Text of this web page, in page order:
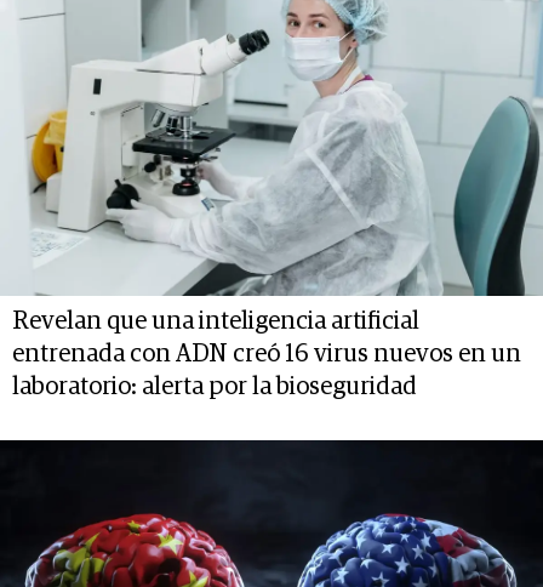
Revelan que una inteligencia artificial
entrenada con ADN creó 16 virus nuevos en un
laboratorio: alerta por la bioseguridad